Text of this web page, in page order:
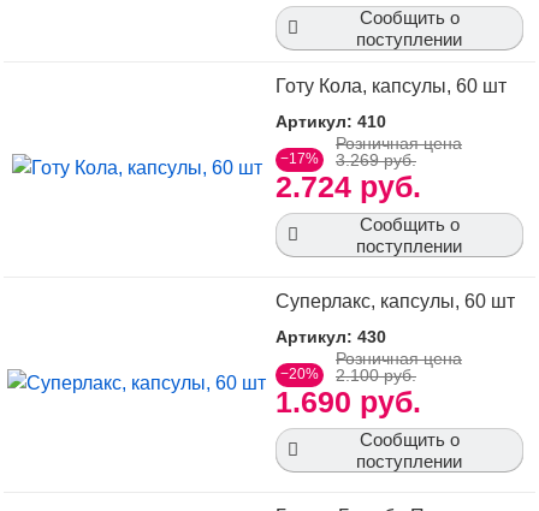
Сообщить о
поступлении
Готу Кола, капсулы, 60 шт
Артикул: 410
−17%
2.724 руб.
Розничная цена
3.269 руб.
Сообщить о
поступлении
Суперлакс, капсулы, 60 шт
Артикул: 430
−20%
1.690 руб.
Розничная цена
2.100 руб.
Сообщить о
поступлении